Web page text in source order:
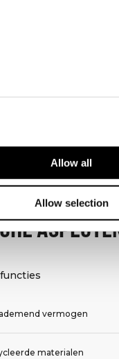
Allow all
Allow selection
vermogen
materialen